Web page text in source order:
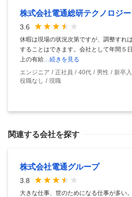
株式会社電通総研テクノロジー
3.6
休暇は現場の状況次第ですが、調整すれ
することはできます。会社として年間５
上の有給 …続きを見る
エンジニア
正社員 40代 男性
新卒
役職なし
現職
関連する会社を探す
株式会社電通グループ
3.8
大きな仕事、世のためになる仕事が多い